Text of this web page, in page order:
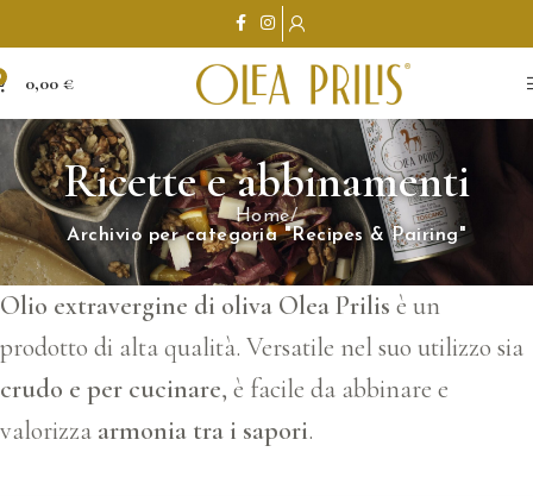
0,00 €
Ricette e abbinamenti
Home
Archivio per categoria "Recipes & Pairing"
Olio extravergine di oliva Olea Prilis è un
prodotto di alta qualità. Versatile nel suo utilizzo sia
crudo e per cucinare, è facile da abbinare e
valorizza armonia tra i sapori.